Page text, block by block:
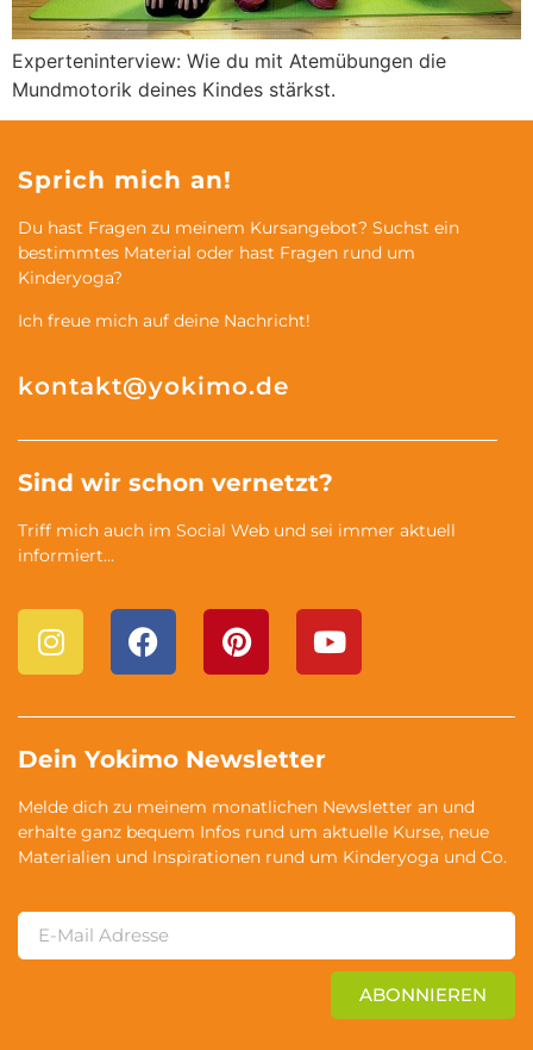
Experteninterview: Wie du mit Atemübungen die
Mundmotorik deines Kindes stärkst.
Sprich mich an!
Du hast Fragen zu meinem Kursangebot? Suchst ein
bestimmtes Material oder hast Fragen rund um
Kinderyoga?
Ich freue mich auf deine Nachricht!
kontakt@yokimo.de
Sind wir schon vernetzt?
Triff mich auch im Social Web und sei immer aktuell
informiert…
Dein Yokimo Newsletter
Melde dich zu meinem monatlichen Newsletter an und
erhalte ganz bequem Infos rund um aktuelle Kurse, neue
Materialien und Inspirationen rund um Kinderyoga und Co.
ABONNIEREN